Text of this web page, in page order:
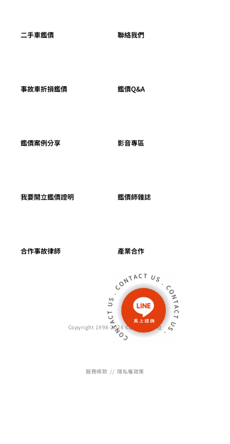
二手車鑑價
事故車折損鑑價
鑑價案例分享
我要開立鑑價證明
合作事故律師
聯絡我們
鑑價Q&A
影音專區
鑑價師雜誌
產業合作
Copyright 1998-2026 ©鑑價師雜誌社
服務條款 // 隱私權政策